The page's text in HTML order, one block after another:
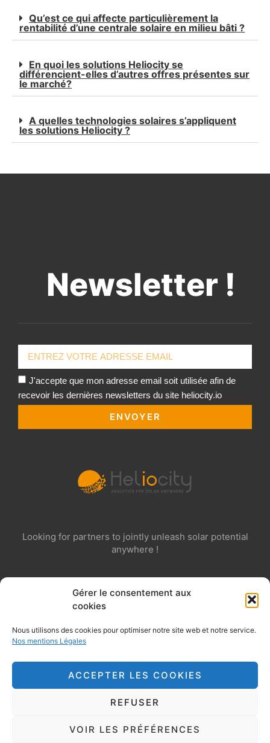
Gérer le consentement aux
cookies
Nous utilisons des cookies pour optimiser notre site web et notre service.
Nos mentions Légales
ACCEPTER LES COOKIES
REFUSER
VOIR LES PRÉFÉRENCES
Qu’est ce qui affecte particulièrement la
rentabilité d’une centrale solaire en milieu bâti ?
En quoi les solutions Heliocity se
différencient-elles d’autres offres présentes sur
le marché?
A quelles technologies solaires s’appliquent
les solutions Heliocity ?
Newsletter !
J'accepte que mon adresse email soit utilisée afin de
recevoir les dernières newsletters du site heliocity.io
ENVOYER
Looking for partners to jointly unleash solar potential
anywhere !
© 2020 Heliocity. All rights reserved
Mentions légales
Lunettes France